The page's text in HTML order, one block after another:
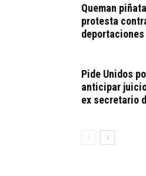
Queman
protesta
deportaciones
Pide Unidos
anticipar
ex secretario